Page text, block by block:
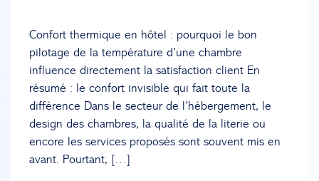
Confort thermique en hôtel : pourquoi le bon
pilotage de la température d’une chambre
influence directement la satisfaction client En
résumé : le confort invisible qui fait toute la
différence Dans le secteur de l’hébergement, le
design des chambres, la qualité de la literie ou
encore les services proposés sont souvent mis en
avant. Pourtant, […]